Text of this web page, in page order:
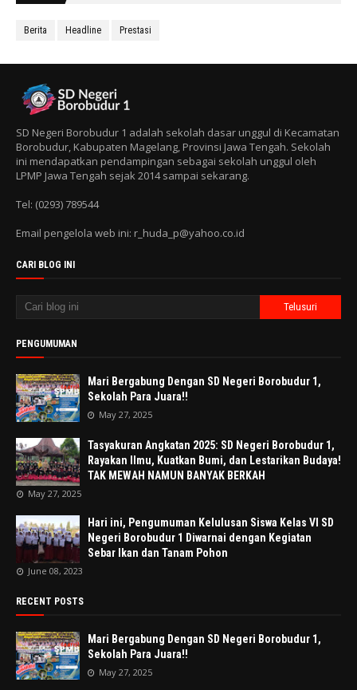
Berita Headline Prestasi
SD Negeri Borobudur 1 adalah sekolah dasar unggul di Kecamatan
Borobudur, Kabupaten Magelang, Provinsi Jawa Tengah. Sekolah
ini mendapatkan pendampingan sebagai sekolah unggul oleh
LPMP Jawa Tengah sejak 2014 sampai sekarang.
Tel: (0293) 789544
Email pengelola web ini: r_huda_p@yahoo.co.id
CARI BLOG INI
PENGUMUMAN
Mari Bergabung Dengan SD Negeri Borobudur 1,
Sekolah Para Juara!!
May 27, 2025
Tasyakuran Angkatan 2025: SD Negeri Borobudur 1,
Rayakan Ilmu, Kuatkan Bumi, dan Lestarikan Budaya!
TAK MEWAH NAMUN BANYAK BERKAH
May 27, 2025
Hari ini, Pengumuman Kelulusan Siswa Kelas VI SD
Negeri Borobudur 1 Diwarnai dengan Kegiatan
Sebar Ikan dan Tanam Pohon
June 08, 2023
RECENT POSTS
Mari Bergabung Dengan SD Negeri Borobudur 1,
Sekolah Para Juara!!
May 27, 2025